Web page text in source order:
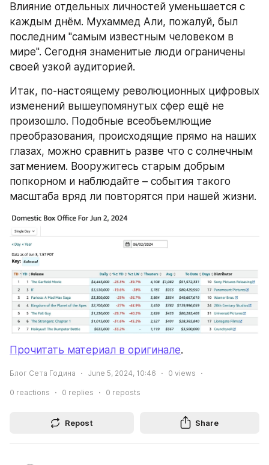
Влияние отдельных личностей уменьшается с
каждым днём. Мухаммед Али, пожалуй, был
последним "самым известным человеком в
мире". Сегодня знаменитые люди ограничены
своей узкой аудиторией.
Итак, по-настоящему революционных цифровых
изменений вышеупомянутых сфер ещё не
произошло. Подобные всеобъемлющие
преобразования, происходящие прямо на наших
глазах, можно сравнить разве что с солнечным
затмением. Вооружитесь старым добрым
попкорном и наблюдайте – события такого
масштаба вряд ли повторятся при нашей жизни.
Прочитать материал в оригинале.
Блог Сета Година June 5, 2024, 10:46 0 views
0 reactions 0 replies 0 reposts
Repost Share